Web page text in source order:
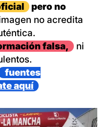
pero no
no acredita
falsa,
ni
fuentes
aquí